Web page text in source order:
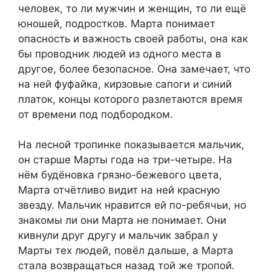
человек, то ли мужчин и женщин, то ли ещё
юношей, подростков. Марта понимает
опасность и важность своей работы, она как
бы проводник людей из одного места в
другое, более безопасное. Она замечает, что
на ней фуфайка, кирзовые сапоги и синий
платок, концы которого разлетаются время
от времени под подбородком.
На лесной тропинке показывается мальчик,
он старше Марты года на три-четыре. На
нём будёновка грязно-бежевого цвета,
Марта отчётливо видит на ней красную
звезду. Мальчик нравится ей по-ребячьи, но
знакомы ли они Марта не понимает. Они
кивнули друг другу и мальчик забрал у
Марты тех людей, повёл дальше, а Марта
стала возвращаться назад той же тропой.